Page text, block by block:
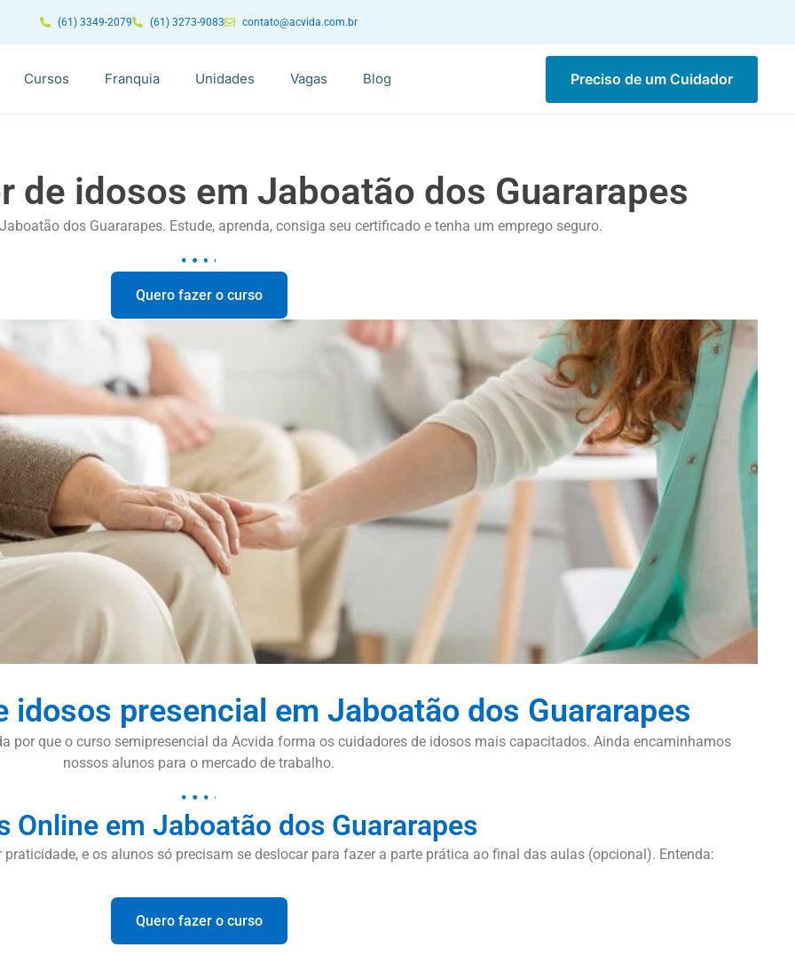
(61) 3349-2079 (61) 3273-9083 contato@acvida.com.br
Cursos Franquia Unidades Vagas Blog Preciso de um Cuidador
de idosos em Jaboatão dos Guararapes
dos Guararapes. Estude, aprenda, consiga seu certificado e tenha um emprego seguro.
Quero fazer o curso
idosos presencial em Jaboatão dos Guararapes
por que o curso semipresencial da Acvida forma os cuidadores de idosos mais capacitados. Ainda encaminhamos
nossos alunos para o mercado de trabalho.
Online em Jaboatão dos Guararapes
e os alunos só precisam se deslocar para fazer a parte prática ao final das aulas (opcional). Entenda:
Quero fazer o curso